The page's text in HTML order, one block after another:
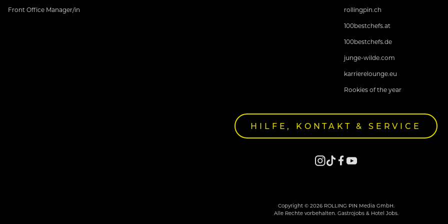
Front Office Manager/in
rollingpin.ch
100bestchefs.at
100bestchefs.de
junge-wilde.com
karrierelounge.eu
Rookies of the year
HILFE, KONTAKT & SERVICE
Copyright © 2026 ROLLING PIN Media GmbH.
Alle Rechte vorbehalten. Gastrojobs & Hotel Jobs.